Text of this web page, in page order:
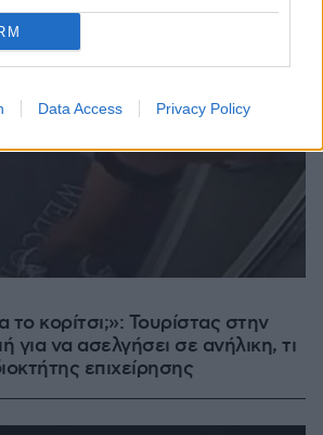
Data Access Privacy Policy
το κορίτσι;»: Τουρίστας στην
για να ασελγήσει σε ανήλικη, τι
επιχείρησης